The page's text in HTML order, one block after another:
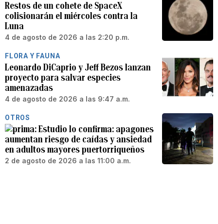
Restos de un cohete de SpaceX
colisionarán el miércoles contra la
Luna
4 de agosto de 2026 a las 2:20 p.m.
FLORA Y FAUNA
Leonardo DiCaprio y Jeff Bezos lanzan
proyecto para salvar especies
amenazadas
4 de agosto de 2026 a las 9:47 a.m.
OTROS
Estudio lo confirma: apagones
aumentan riesgo de caídas y ansiedad
en adultos mayores puertorriqueños
2 de agosto de 2026 a las 11:00 a.m.